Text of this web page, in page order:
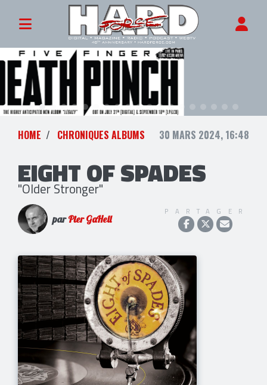
HOME CHRONIQUES ALBUMS 30 MARS 2024, 16:48
EIGHT OF SPADES
"Older Stronger"
parPier GaHell
PARTAGER